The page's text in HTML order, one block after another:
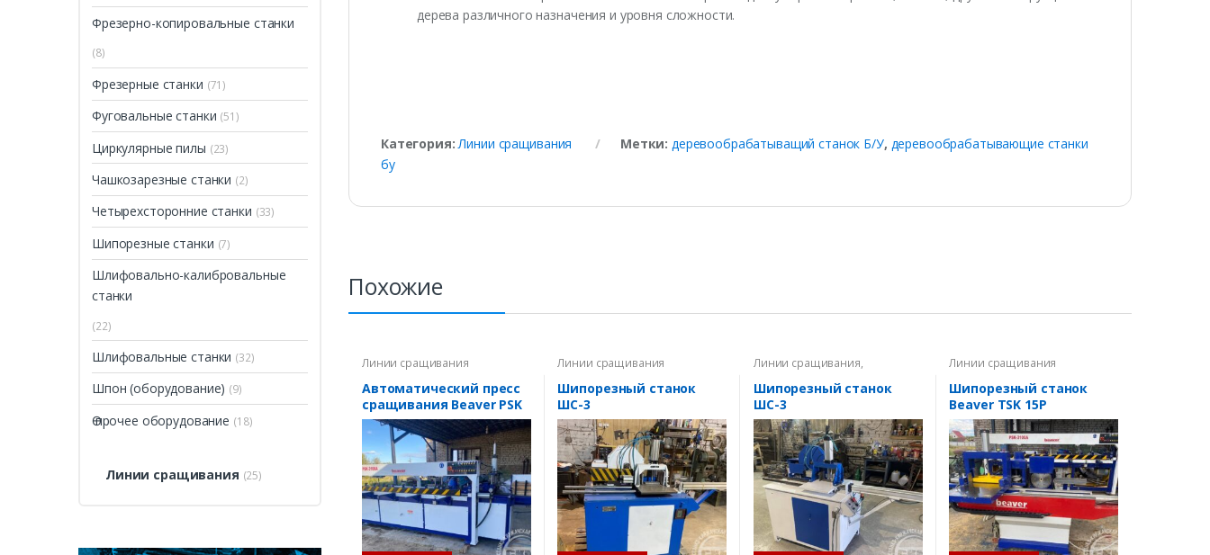
дерева различного назначения и уровня сложности.
Категория:Линии сращивания Метки: деревообрабатыващий станок Б/У, деревообрабатывающие станки
бу
Похожие
Линии сращивания
Автоматический пресс
сращивания Beaver PSK
3100A
Линии сращивания
Шипорезный станок
ШС-3
Линии сращивания,
Шипорезные станки
Шипорезный станок
ШС-3
Линии сращивания
Шипорезный станок
Beaver TSK 15P
Фрезерно-копировальные станки
(8)
Фрезерные станки (71)
Фуговальные станки (51)
Циркулярные пилы (23)
Чашкозарезные станки (2)
Четырехсторонние станки (33)
Шипорезные станки (7)
Шлифовально-калибровальные
станки
(22)
Шлифовальные станки (32)
Шпон (оборудование) (9)
Ѳ прочее оборудование (18)
Линии сращивания (25)